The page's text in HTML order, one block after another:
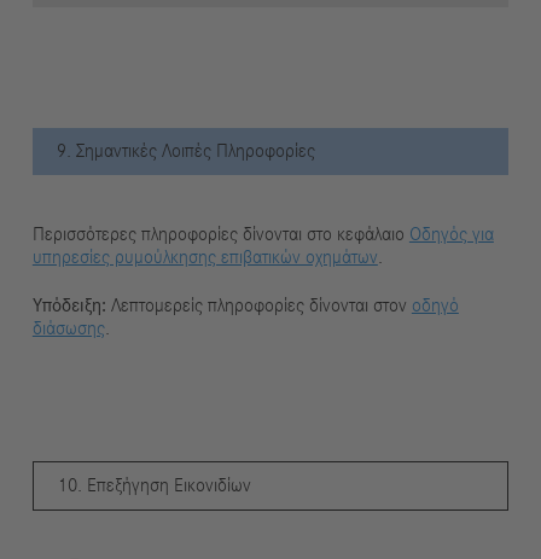
9. Σημαντικές Λοιπές Πληροφορίες
Περισσότερες πληροφορίες δίνονται στο κεφάλαιο Οδηγός για
υπηρεσίες ρυμούλκησης επιβατικών οχημάτων
Υπόδειξη: Λεπτομερείς πληροφορίες δίνονται στον οδηγό
διάσωσης.
10. Επεξήγηση Εικονιδίων